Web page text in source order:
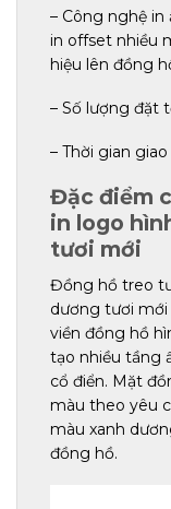
– Công nghệ
in offset nhiều
hiệu lên đồng
– Số lượng đặt
– Thời gian
Đặc điểm
in logo
tươi mới
Đồng hồ treo
dương tươi
viền đồng hồ
tạo nhiều tầng
cổ điển. Mặt
màu theo yêu
màu xanh
đồng hồ.